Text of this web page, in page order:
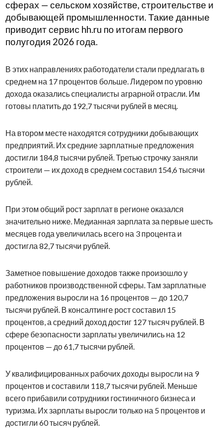
сферах — сельском хозяйстве, строительстве и
добывающей промышленности. Такие данные
приводит сервис hh.ru по итогам первого
полугодия 2026 года.
В этих направлениях работодатели стали предлагать в
среднем на 17 процентов больше. Лидером по уровню
дохода оказались специалисты аграрной отрасли. Им
готовы платить до 192,7 тысячи рублей в месяц.
На втором месте находятся сотрудники добывающих
предприятий. Их средние зарплатные предложения
достигли 184,8 тысячи рублей. Третью строчку заняли
строители — их доход в среднем составил 154,6 тысячи
рублей.
При этом общий рост зарплат в регионе оказался
значительно ниже. Медианная зарплата за первые шесть
месяцев года увеличилась всего на 3 процента и
достигла 82,7 тысячи рублей.
Заметное повышение доходов также произошло у
работников производственной сферы. Там зарплатные
предложения выросли на 16 процентов — до 120,7
тысячи рублей. В консалтинге рост составил 15
процентов, а средний доход достиг 127 тысяч рублей. В
сфере безопасности зарплаты увеличились на 12
процентов — до 61,7 тысячи рублей.
У квалифицированных рабочих доходы выросли на 9
процентов и составили 118,7 тысячи рублей. Меньше
всего прибавили сотрудники гостиничного бизнеса и
туризма. Их зарплаты выросли только на 5 процентов и
достигли 60 тысяч рублей.